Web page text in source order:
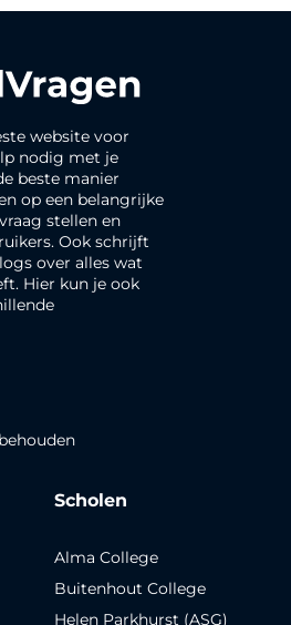
website voor
nodig met je
beste manier
op een belangrijke
stellen en
Ook schrijft
over alles wat
Hier kun je ook
Scholen
Alma College
Buitenhout College
Helen Parkhurst (ASG)